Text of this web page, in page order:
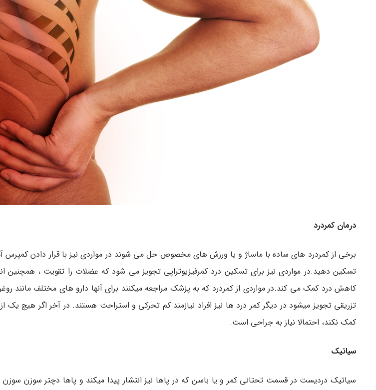
درمان کمردرد
برخی از کمردرد های ساده با ماساژ و یا ورزش های مخصوص حل می شوند در مواردی نیز با قرار دادن کمپرس
تسکین دهید.در مواردی نیز برای تسکین درد کمرفیزیوتراپی تجویز می شود که عضلات را تقویت ، همچنین
کاهش درد کمک می کند.در مواردی از کمردرد که به پزشک مراجعه میکنند برای آنها دارو های مختلف مانند
تزریقی تجویز میشود در دیگر کمر درد ها نیز افراد نیازمند کم تحرکی و استراحت هستند. در آخر اگر هیچ یک
کمک نکند، احتمالا نیاز به جراحی است.
سیاتیک
سیاتیک دردیست در قسمت تحتانی کمر و یا باسن که در پاها نیز انتشار پیدا میکند و پاها دچتر سوزن